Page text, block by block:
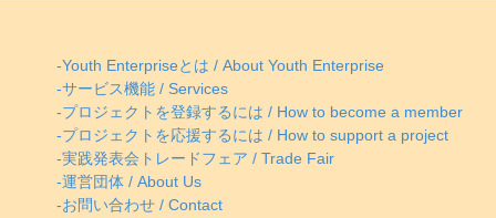
-Youth Enterpriseとは / About Youth Enterprise
-サービス機能 / Services
-プロジェクトを登録するには / How to become a member
-プロジェクトを応援するには / How to support a project
-実践発表会トレードフェア / Trade Fair
-運営団体 / About Us
-お問い合わせ / Contact